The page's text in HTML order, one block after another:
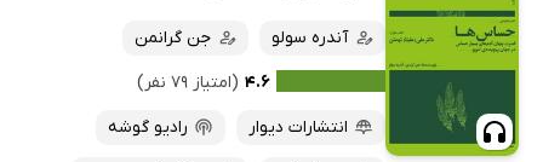
آندره سولو
جن گرانمن
۴.۶ (امتیاز ۷۹ نفر)
انتشارات دیوار
رادیو گوشه